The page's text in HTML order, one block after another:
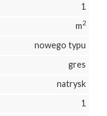
1
m2
nowego typu
gres
natrysk
1